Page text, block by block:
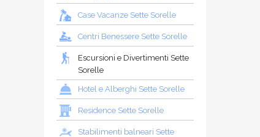
Case Vacanze Sette Sorelle
Centri Benessere Sette Sorelle
Escursioni e Divertimenti Sette
Sorelle
Hotel e Alberghi Sette Sorelle
Residence Sette Sorelle
Stabilimenti balneari Sette